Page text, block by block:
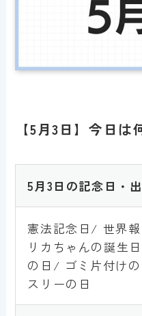
【5月3日】今日
5月3 日の記念日・
憲法記念日/ 世界
リカちゃんの誕生
の日/ ゴミ片付け
スリーの日